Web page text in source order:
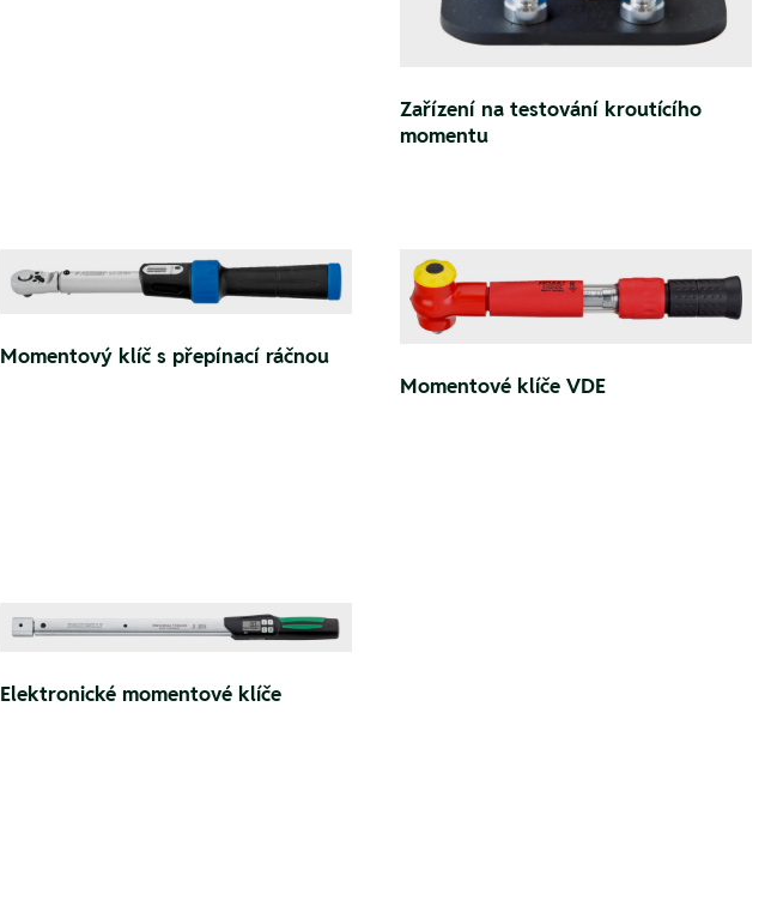
Zařízení na testování kroutícího
momentu
Momentový klíč s přepínací ráčnou
Momentové klíče VDE
Elektronické momentové klíče